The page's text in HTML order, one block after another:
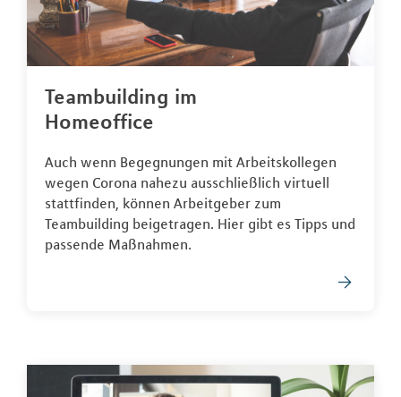
Teambuilding im
Homeoffice
Auch wenn Begegnungen mit Arbeitskollegen
wegen Corona nahezu ausschließlich virtuell
stattfinden, können Arbeitgeber zum
Teambuilding beigetragen. Hier gibt es Tipps und
passende Maßnahmen.